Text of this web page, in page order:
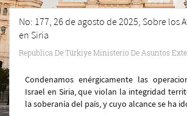
No: 177, 26 de agosto de 2025, Sobre los
en Siria
República De Türkiye Ministerio De Asuntos
Condenamos enérgicamente las
Israel en Siria, que violan la integridad
la soberanía del país, y cuyo alcance se ha